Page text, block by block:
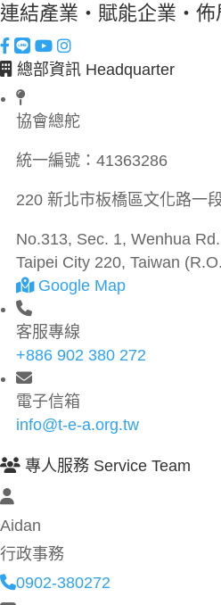
連結產業・賦能企業・佈
總部資訊 Headquarter
協會總舵
統一編號： 41363286
220 新北市板橋區文化路一
No.313, Sec. 1, Wenhua
Taipei City 220, Taiwan
Google Map
客服專線
+886 902 380 272
電子信箱
info@t-e-a.org.tw
專人服務 Service Team
Aidan
行政事務
0902-380272